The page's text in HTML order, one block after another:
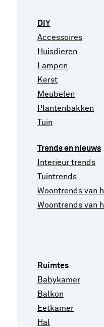
DIY
Accessoires
Huisdieren
Lampen
Kerst
Meubelen
Plantenbakken
Tuin
Trends en nieuws
Interieur trends
Tuintrends
Woontrends van
Woontrends van
Ruimtes
Babykamer
Balkon
Eetkamer
Hal